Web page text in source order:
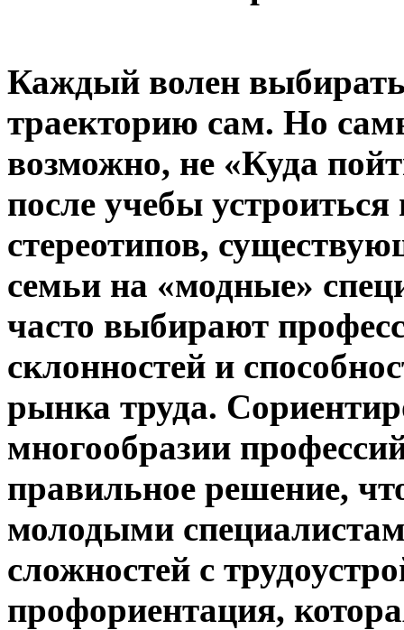
Каждый волен
траекторию сам. Но
возможно, не «Куда
после учебы
стереотипов,
семьи на «модные»
часто выбирают
склонностей и
рынка труда.
многообразии
правильное решение,
молодыми
сложностей с
профориентация,